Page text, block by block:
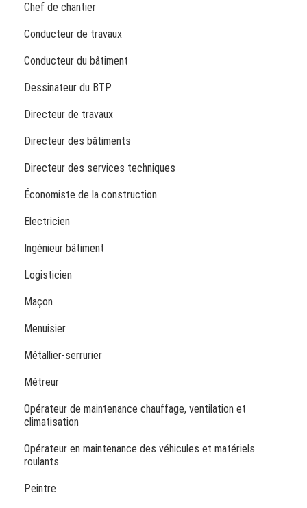
Chef de chantier
Conducteur de travaux
Conducteur du bâtiment
Dessinateur du BTP
Directeur de travaux
Directeur des bâtiments
Directeur des services techniques
Économiste de la construction
Electricien
Ingénieur bâtiment
Logisticien
Maçon
Menuisier
Métallier-serrurier
Métreur
Opérateur de maintenance chauffage, ventilation et
climatisation
Opérateur en maintenance des véhicules et matériels
roulants
Peintre